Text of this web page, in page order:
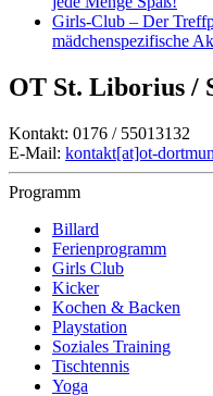
Girls-Club – Der
mädchenspezifische
OT St. Liborius /
Kontakt: 0176 / 55013132
E-Mail: kontakt[at]ot-
Programm
Billard
Ferienprogramm
Girls Club
Kicker
Kochen & Backen
Playstation
Soziales Training
Tischtennis
Yoga